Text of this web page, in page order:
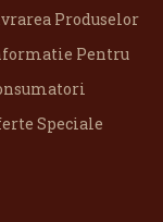
Produselor
Pentru
Speciale